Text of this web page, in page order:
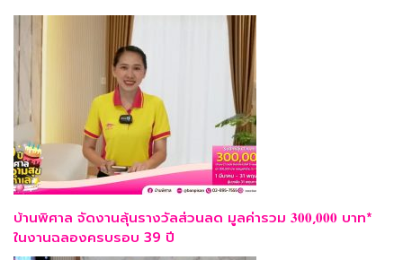
บ้านพิศาล จัดงานลุ้นรางวัลส่วนลด มูลค่ารวม 𝟑𝟎𝟎,𝟎𝟎𝟎 บาท*
ในงานฉลองครบรอบ 39 ปี